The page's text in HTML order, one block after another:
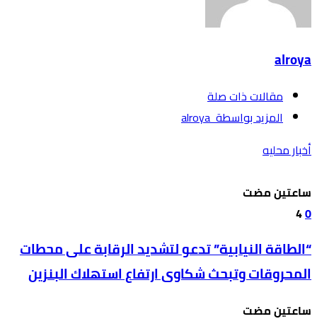
alroya
‫مقالات ذات صلة‬
‫‫المزيد بواسطة‬ ‬ alroya
أخبار محليه
‫‫‫‏‫ساعتين مضت‬
0
4
“الطاقة النيابية” تدعو لتشديد الرقابة على محطات
المحروقات وتبحث شكاوى ارتفاع استهلاك البنزين
‫‫‫‏‫ساعتين مضت‬